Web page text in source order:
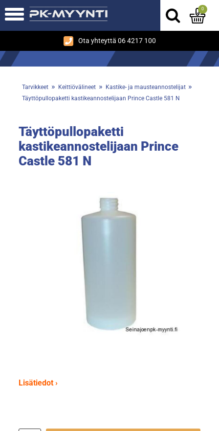
Ota yhteyttä 06 4217 100
0
Tarvikkeet » Keittiövälineet » Kastike- ja mausteannostelijat »
Täyttöpullopaketti kastikeannostelijaan Prince Castle 581 N
Täyttöpullopaketti
kastikeannostelijaan Prince
Castle 581 N
Lisätiedot ›